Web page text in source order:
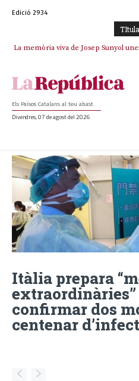
Edició 2934
La memòria viva de Josep Sunyol
Els Països Catalans al teu abast
Divendres, 07 de agost del 2026
Itàlia prepara
extraordinàries”
confirmar dos
centenar